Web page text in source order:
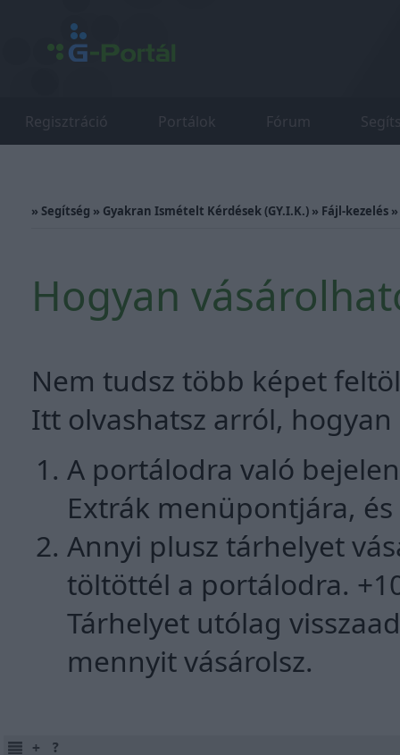
Regisztráció Portálok Fórum
» Segítség » Gyakran Ismételt Kérdések (GY.I.K.) » Fájl-kezelés »
Hogyan
Nem tudsz több képet
Itt olvashatsz arról,
A portálodra való
Extrák menüpontjára,
Annyi plusz tárhelyet
töltöttél a portálodra.
Tárhelyet utólag
mennyit vásárolsz.